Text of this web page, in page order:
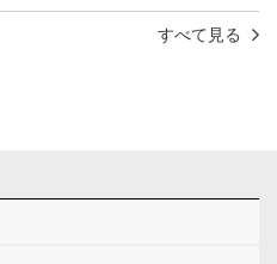
すべて見る